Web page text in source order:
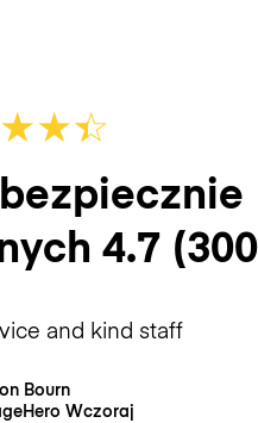
★★☆
★
4.7
and kind staff
Bourn
Wczoraj